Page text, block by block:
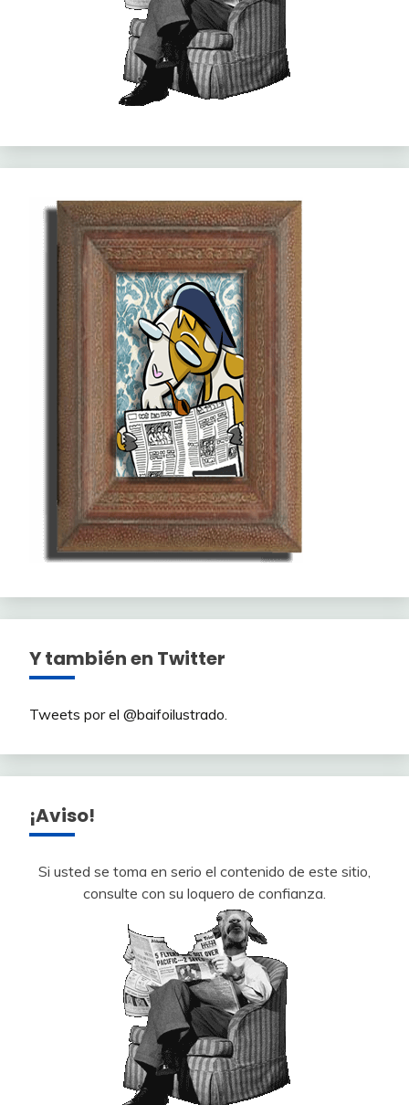
Y también en Twitter
Tweets por el @baifoilustrado.
¡Aviso!
Si usted se toma en serio el contenido de este sitio,
consulte con su loquero de confianza.